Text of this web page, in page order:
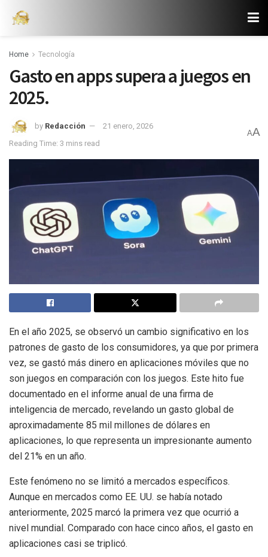
Home Tecnología
Gasto en apps supera a juegos en
2025.
by Redacción
21 enero, 2026
Reading Time: 3 mins read
AA
En el año 2025, se observó un cambio significativo en los
patrones de gasto de los consumidores, ya que por primera
vez, se gastó más dinero en aplicaciones móviles que no
son juegos en comparación con los juegos. Este hito fue
documentado en el informe anual de una firma de
inteligencia de mercado, revelando un gasto global de
aproximadamente 85 mil millones de dólares en
aplicaciones, lo que representa un impresionante aumento
del 21% en un año.
Este fenómeno no se limitó a mercados específicos.
Aunque en mercados como EE. UU. se había notado
anteriormente, 2025 marcó la primera vez que ocurrió a
nivel mundial. Comparado con hace cinco años, el gasto en
aplicaciones casi se triplicó.